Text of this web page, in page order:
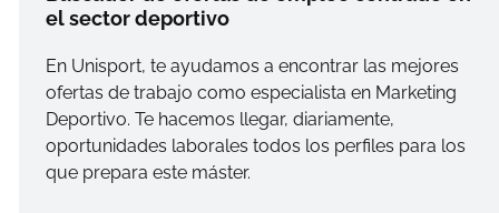
el sector deportivo
En Unisport, te ayudamos a encontrar las mejores
ofertas de trabajo como especialista en Marketing
Deportivo. Te hacemos llegar, diariamente,
oportunidades laborales todos los perfiles para los
que prepara este máster.